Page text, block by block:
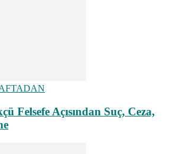
Felsefe Açısından Suç, Ceza,